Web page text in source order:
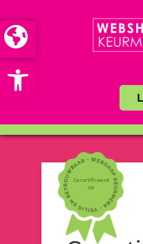
Open
Gecertificeerd
lid